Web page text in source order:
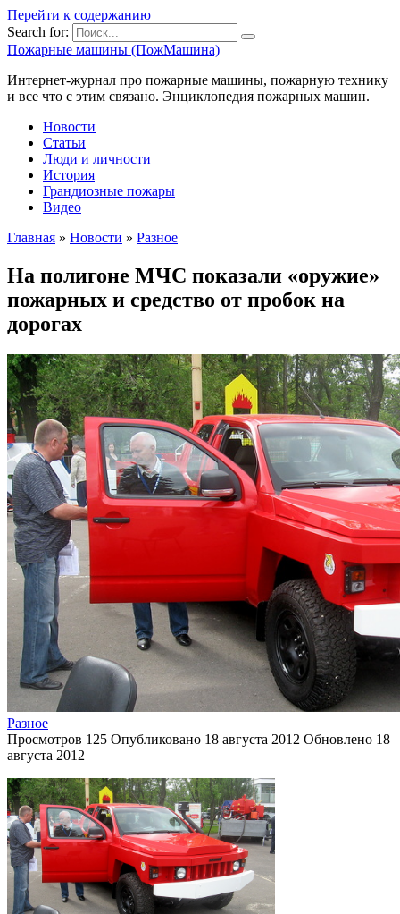
Перейти к содержанию
Search for:
Пожарные машины (ПожМашина)
Интернет-журнал про пожарные машины, пожарную технику
и все что с этим связано. Энциклопедия пожарных машин.
Новости
Статьи
Люди и личности
История
Грандиозные пожары
Видео
Главная » Новости » Разное
На полигоне МЧС показали «оружие»
пожарных и средство от пробок на
дорогах
Разное
Просмотров 125 Опубликовано 18 августа 2012 Обновлено 18
августа 2012